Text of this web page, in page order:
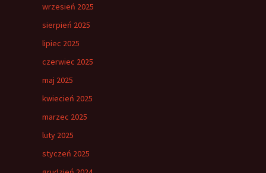
wrzesień 2025
sierpień 2025
lipiec 2025
czerwiec 2025
maj 2025
kwiecień 2025
marzec 2025
luty 2025
styczeń 2025